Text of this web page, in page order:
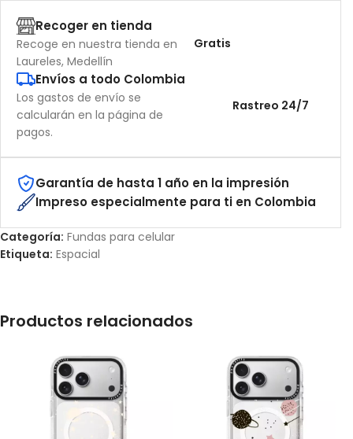
Recoger en tienda
Recoge en nuestra tienda en
Laureles, Medellín
Gratis
Envíos a todo Colombia
Los gastos de envío se
calcularán en la página de
pagos.
Rastreo 24/7
Garantía de hasta 1 año en la impresión
Impreso especialmente para ti en Colombia
Categoría: Fundas para celular
Etiqueta: Espacial
Productos relacionados